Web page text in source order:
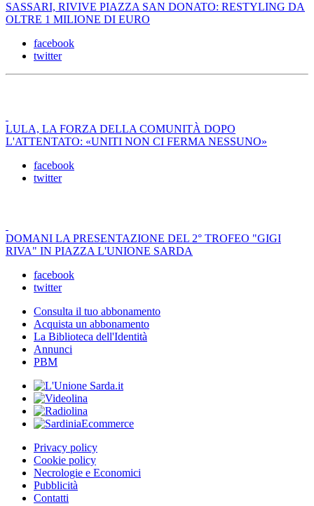
SASSARI, RIVIVE PIAZZA SAN DONATO: RESTYLING DA
OLTRE 1 MILIONE DI EURO
facebook
twitter
LULA, LA FORZA DELLA COMUNITÀ DOPO
L'ATTENTATO: «UNITI NON CI FERMA NESSUNO»
facebook
twitter
DOMANI LA PRESENTAZIONE DEL 2° TROFEO "GIGI
RIVA" IN PIAZZA L'UNIONE SARDA
facebook
twitter
Consulta il tuo abbonamento
Acquista un abbonamento
La Biblioteca dell'Identità
Annunci
PBM
Privacy policy
Cookie policy
Necrologie e Economici
Pubblicità
Contatti